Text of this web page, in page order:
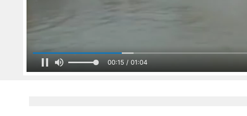
00:17 / 01:04